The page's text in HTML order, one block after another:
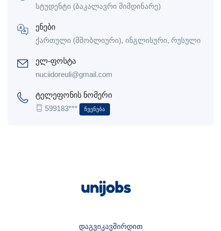
სტუდენტი (ბაკალავრი მიმდინარე)
ენები
ქართული (მშობლიური), ინგლისური, რუსული
ელ-ფოსტა
nuciidoreuli@gmail.com
ტელეფონის ნომერი
599183***
Ჩვენება
დაგვიკავშირდით